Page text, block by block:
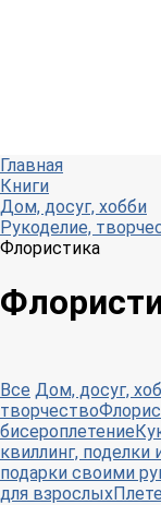
Главная
Книги
Дом, досуг, хобби
Рукоделие,
Флористика
Все Дом, досуг,
творчество
бисероплетение
квиллинг, поделки
подарки своими
для взрослых